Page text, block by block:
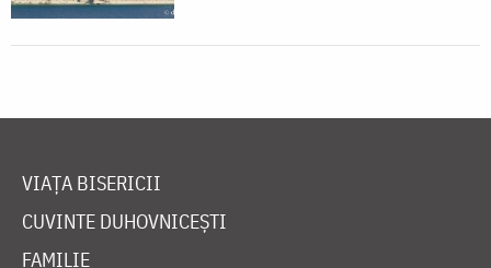
VIAȚA BISERICII
CUVINTE DUHOVNICEȘTI
FAMILIE